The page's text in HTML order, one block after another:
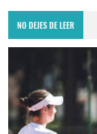
NO DEJES DE LEER